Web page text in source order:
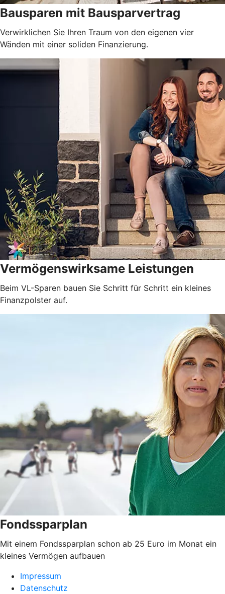
Bausparen mit Bausparvertrag
Verwirklichen Sie Ihren Traum von den eigenen vier
Wänden mit einer soliden Finanzierung.
Vermögenswirksame Leistungen
Beim VL-Sparen bauen Sie Schritt für Schritt ein kleines
Finanzpolster auf.
Fondssparplan
Mit einem Fondssparplan schon ab 25 Euro im Monat ein
kleines Vermögen aufbauen
Impressum
Datenschutz